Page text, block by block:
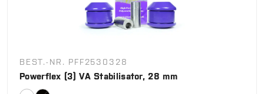
BEST.-NR. PFF2530328
Powerflex (3) VA Stabilisator, 28 mm